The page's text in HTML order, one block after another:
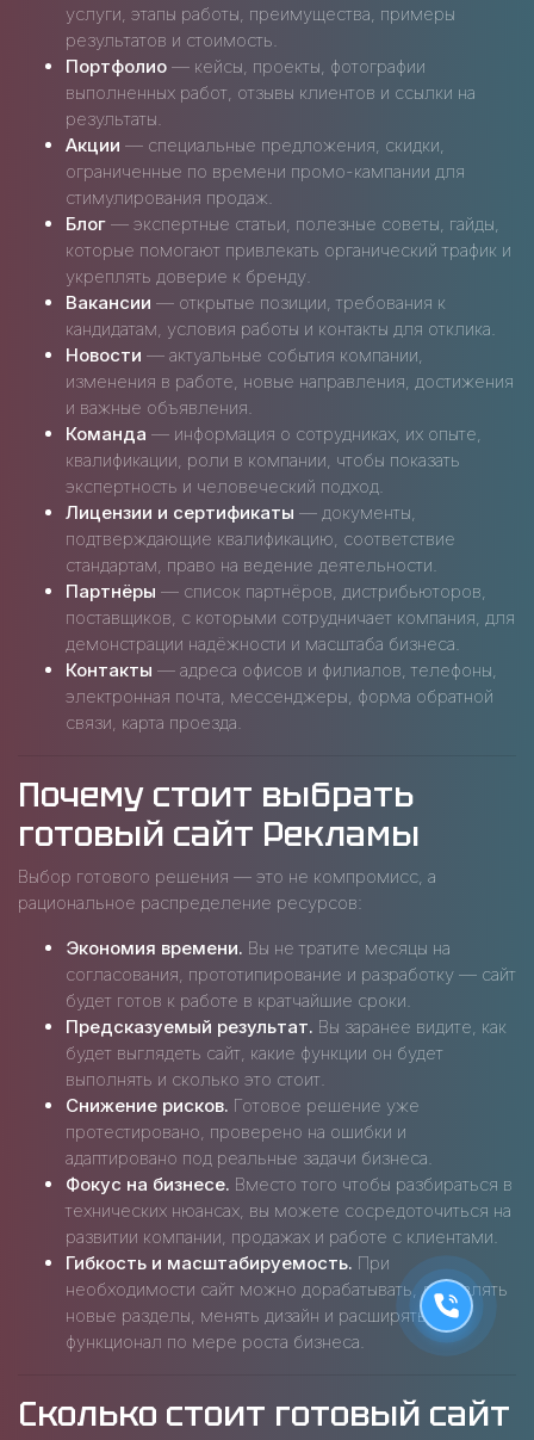
услуги, этапы работы, преимущества, примеры
результатов и стоимость.
Портфолио — кейсы, проекты, фотографии
выполненных работ, отзывы клиентов и ссылки на
результаты.
Акции — специальные предложения, скидки,
ограниченные по времени промо-кампании для
стимулирования продаж.
Блог — экспертные статьи, полезные советы, гайды,
которые помогают привлекать органический трафик и
укреплять доверие к бренду.
Вакансии — открытые позиции, требования к
кандидатам, условия работы и контакты для отклика.
Новости — актуальные события компании,
изменения в работе, новые направления, достижения
и важные объявления.
Команда — информация о сотрудниках, их опыте,
квалификации, роли в компании, чтобы показать
экспертность и человеческий подход.
Лицензии и сертификаты — документы,
подтверждающие квалификацию, соответствие
стандартам, право на ведение деятельности.
Партнёры — список партнёров, дистрибьюторов,
поставщиков, с которыми сотрудничает компания, для
демонстрации надёжности и масштаба бизнеса.
Контакты — адреса офисов и филиалов, телефоны,
электронная почта, мессенджеры, форма обратной
связи, карта проезда.
Почему стоит выбрать
готовый сайт Рекламы
Выбор готового решения — это не компромисс, а
рациональное распределение ресурсов:
Экономия времени. Вы не тратите месяцы на
согласования, прототипирование и разработку — сайт
будет готов к работе в кратчайшие сроки.
Предсказуемый результат. Вы заранее видите, как
будет выглядеть сайт, какие функции он будет
выполнять и сколько это стоит.
Снижение рисков. Готовое решение уже
протестировано, проверено на ошибки и
адаптировано под реальные задачи бизнеса.
Фокус на бизнесе. Вместо того чтобы разбираться в
технических нюансах, вы можете сосредоточиться на
развитии компании, продажах и работе с клиентами.
Гибкость и масштабируемость. При
необходимости сайт можно дорабатывать, добавлять
новые разделы, менять дизайн и расширять
функционал по мере роста бизнеса.
Сколько стоит готовый сайт